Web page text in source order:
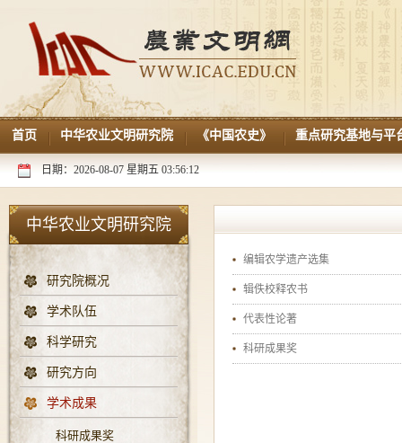
首页 中华农业文明研究院 《中国农史》 重点研究基地与平
日期：2026-08-07 星期五 03:56:12
中华农业文明研究院
研究院概况
学术队伍
科学研究
研究方向
学术成果
科研成果奖
编辑农学遗产选集
辑佚校释农书
代表性论著
科研成果奖